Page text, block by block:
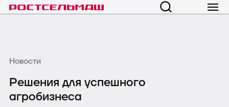
Новости
Решения для успешного
агробизнеса